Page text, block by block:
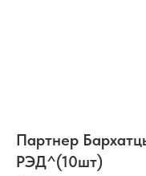
Партнер
РЭД^(10шт)